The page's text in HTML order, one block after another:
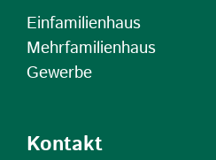
Einfamilienhaus
Mehrfamilienhaus
Gewerbe
Kontakt